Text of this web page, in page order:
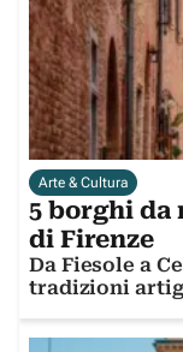
Arte & Cultura
5 borghi da
di Firenze
Da Fiesole a
tradizioni